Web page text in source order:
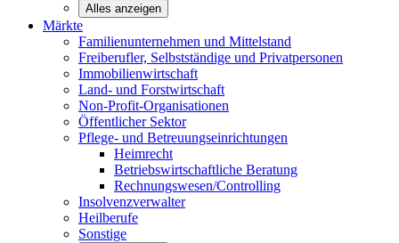
Alles anzeigen
Märkte
Familienunternehmen und Mittelstand
Freiberufler, Selbstständige und Privatpersonen
Immobilienwirtschaft
Land- und Forstwirtschaft
Non-Profit-Organisationen
Öffentlicher Sektor
Pflege- und Betreuungseinrichtungen
Heimrecht
Betriebswirtschaftliche Beratung
Rechnungswesen/Controlling
Insolvenzverwalter
Heilberufe
Sonstige